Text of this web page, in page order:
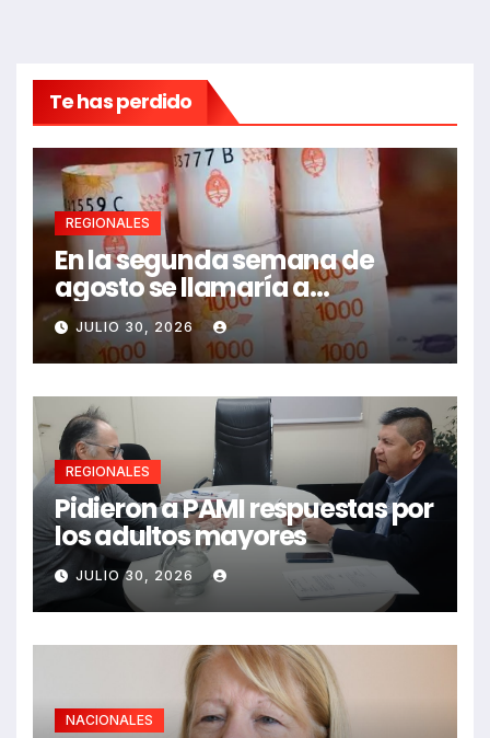
Te has perdido
REGIONALES
En la segunda semana de
agosto se llamaría a
paritarias
JULIO 30, 2026
REGIONALES
Pidieron a PAMI respuestas por
los adultos mayores
JULIO 30, 2026
NACIONALES